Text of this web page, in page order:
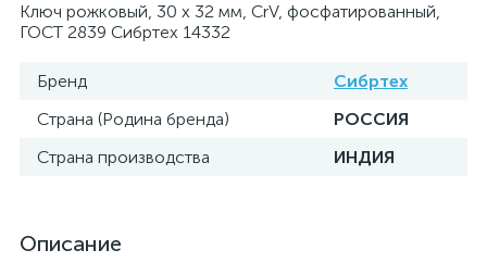
Ключ рожковый, 30 х 32 мм, CrV, фосфатированный,
ГОСТ 2839 Сибртех 14332
Бренд
Сибртех
Страна (Родина бренда)
РОССИЯ
Страна производства
ИНДИЯ
Описание